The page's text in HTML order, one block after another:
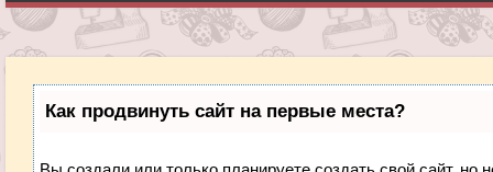
Как продвинуть сайт на первые места?